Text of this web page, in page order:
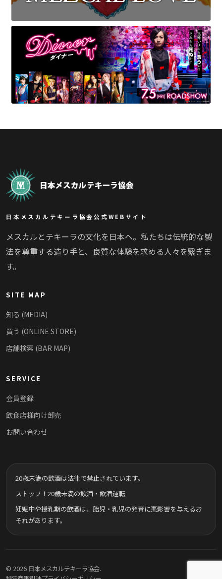
日本メスカルテキーラ協会公式WEBサイト
メスカルとテキーラの文化を日本へ。私たちは伝統的な製
法を尊重する造り手と、良質な体験を求める人々を繋ぎま
す。
SITE MAP
知る (MEDIA)
買う (ONLINE STORE)
店舗検索 (BAR MAP)
SERVICE
会員登録
飲食店様向け卸売
お問い合わせ
20歳未満の飲酒は法律で禁止されています。
ストップ！20歳未満の飲酒・飲酒運転
妊娠中や授乳期の飲酒は、胎児・乳児の発育に悪影響を与えるお
それがあります。
© 2026 日本メスカルテキーラ協会.